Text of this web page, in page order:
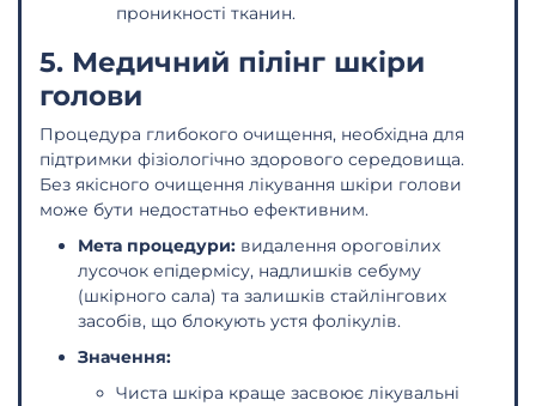
проникності тканин.
5. Медичний пілінг шкіри
голови
Процедура глибокого очищення, необхідна для
підтримки фізіологічно здорового середовища.
Без якісного очищення лікування шкіри голови
може бути недостатньо ефективним.
Мета процедури: видалення ороговілих
лусочок епідермісу, надлишків себуму
(шкірного сала) та залишків стайлінгових
засобів, що блокують устя фолікулів.
Значення:
Чиста шкіра краще засвоює лікувальні